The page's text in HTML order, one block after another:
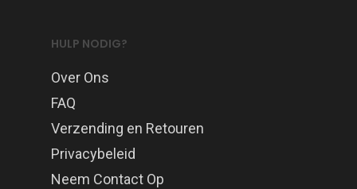
HULP NODIG?
Over Ons
FAQ
Verzending en Retouren
Privacybeleid
Neem Contact Op